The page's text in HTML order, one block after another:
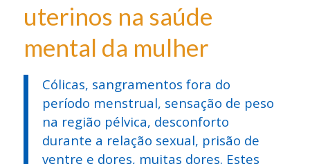
uterinos na saúde
mental da mulher
Cólicas, sangramentos fora do
período menstrual, sensação de peso
na região pélvica, desconforto
durante a relação sexual, prisão de
ventre e dores, muitas dores. Estes